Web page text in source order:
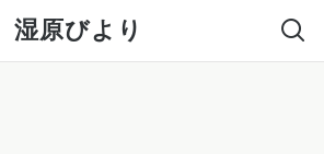
湿原びより